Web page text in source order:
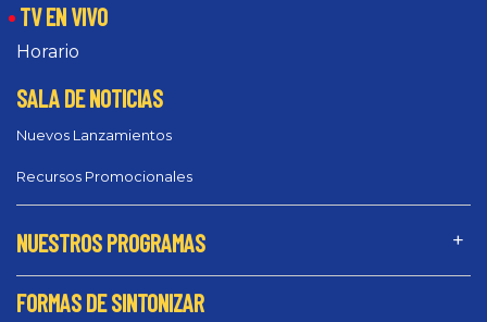
TV EN VIVO
Horario
SALA DE NOTICIAS
Nuevos Lanzamientos
Recursos Promocionales
NUESTROS PROGRAMAS
FORMAS DE SINTONIZAR